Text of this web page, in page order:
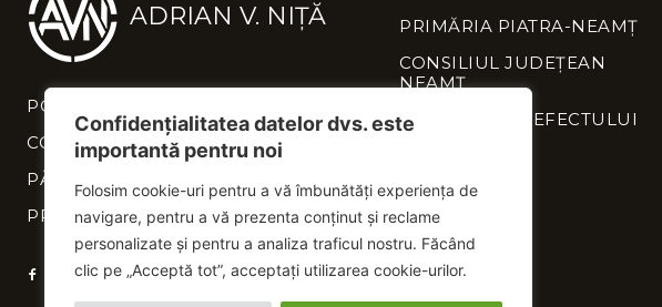
Confidențialitatea datelor dvs. este
importantă pentru noi
Folosim cookie-uri pentru a vă îmbunătăți experiența de
navigare, pentru a vă prezenta conținut și reclame
personalizate și pentru a analiza traficul nostru. Făcând
clic pe „Acceptă tot”, acceptați utilizarea cookie-urilor.
ADRIAN V. NIȚĂ
POLITICĂ DE CONFIDENȚIALITATE
CONTACT
PĂREREA TA CONTEAZĂ
PROIECTE
PRIMĂRIA PIATRA-NEAMȚ
CONSILIUL JUDEȚEAN
NEAMȚ
INSTITUȚIA PREFECTULUI
NEAMȚ